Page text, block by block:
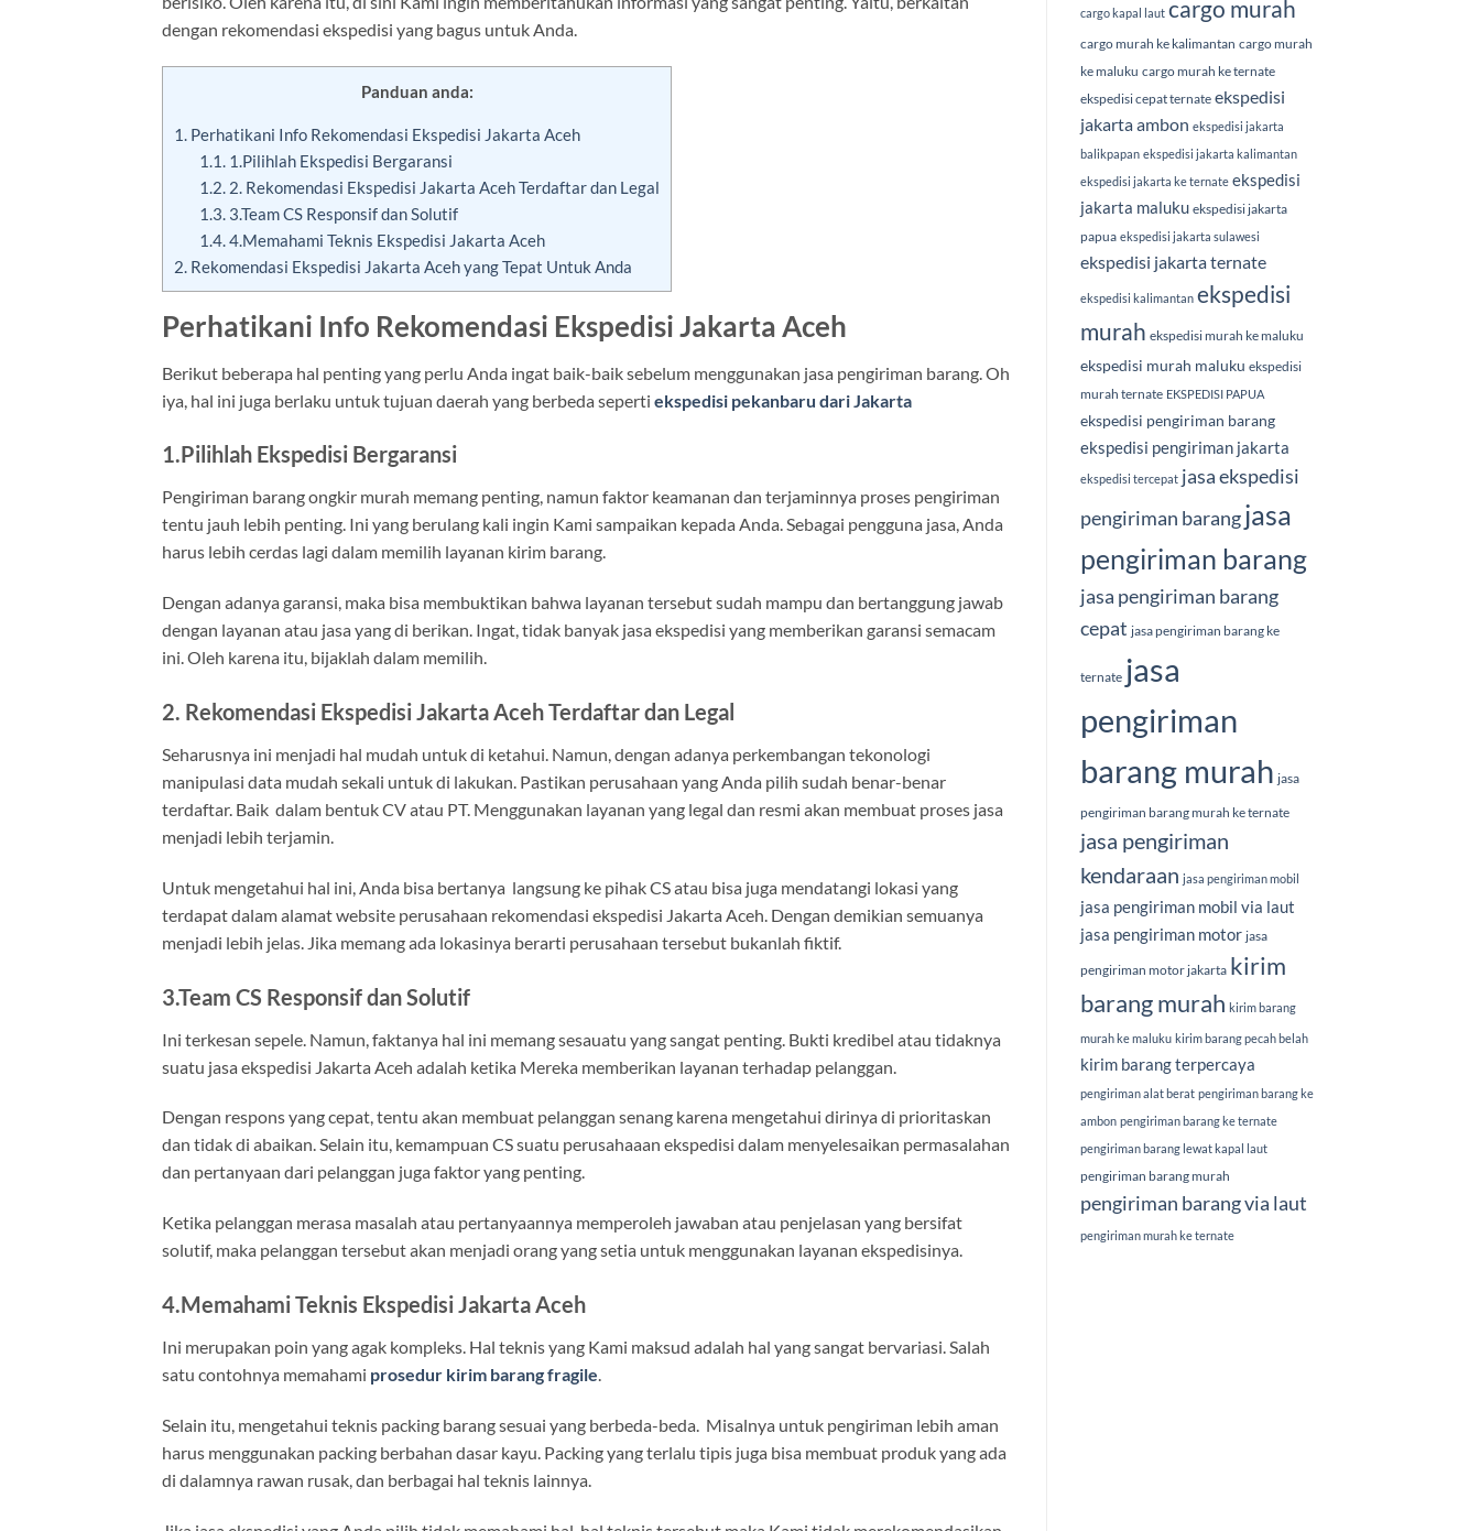
dengan rekomendasi ekspedisi yang bagus untuk Anda.
Panduan anda:
1. Perhatikani Info Rekomendasi Ekspedisi Jakarta Aceh
1.1.1.Pilihlah Ekspedisi Bergaransi
1.2.2. Rekomendasi Ekspedisi Jakarta Aceh Terdaftar dan Legal
1.3.3.Team CS Responsif dan Solutif
1.4.4.Memahami Teknis Ekspedisi Jakarta Aceh
2. Rekomendasi Ekspedisi Jakarta Aceh yang Tepat Untuk Anda
Perhatikani Info Rekomendasi Ekspedisi Jakarta Aceh
Berikut beberapa hal penting yang perlu Anda ingat baik-baik sebelum menggunakan jasa pengiriman barang. Oh
iya, hal ini juga berlaku untuk tujuan daerah yang berbeda seperti ekspedisi pekanbaru dari Jakarta
1.Pilihlah Ekspedisi Bergaransi
Pengiriman barang ongkir murah memang penting, namun faktor keamanan dan terjaminnya proses pengiriman
tentu jauh lebih penting. Ini yang berulang kali ingin Kami sampaikan kepada Anda. Sebagai pengguna jasa, Anda
harus lebih cerdas lagi dalam memilih layanan kirim barang.
Dengan adanya garansi, maka bisa membuktikan bahwa layanan tersebut sudah mampu dan bertanggung jawab
dengan layanan atau jasa yang di berikan. Ingat, tidak banyak jasa ekspedisi yang memberikan garansi semacam
ini. Oleh karena itu, bijaklah dalam memilih.
2. Rekomendasi Ekspedisi Jakarta Aceh Terdaftar dan Legal
Seharusnya ini menjadi hal mudah untuk di ketahui. Namun, dengan adanya perkembangan tekonologi
manipulasi data mudah sekali untuk di lakukan. Pastikan perusahaan yang Anda pilih sudah benar-benar
terdaftar. Baik dalam bentuk CV atau PT. Menggunakan layanan yang legal dan resmi akan membuat proses jasa
menjadi lebih terjamin.
Untuk mengetahui hal ini, Anda bisa bertanya langsung ke pihak CS atau bisa juga mendatangi lokasi yang
terdapat dalam alamat website perusahaan rekomendasi ekspedisi Jakarta Aceh. Dengan demikian semuanya
menjadi lebih jelas. Jika memang ada lokasinya berarti perusahaan tersebut bukanlah fiktif.
3.Team CS Responsif dan Solutif
Ini terkesan sepele. Namun, faktanya hal ini memang sesauatu yang sangat penting. Bukti kredibel atau tidaknya
suatu jasa ekspedisi Jakarta Aceh adalah ketika Mereka memberikan layanan terhadap pelanggan.
Dengan respons yang cepat, tentu akan membuat pelanggan senang karena mengetahui dirinya di prioritaskan
dan tidak di abaikan. Selain itu, kemampuan CS suatu perusahaaan ekspedisi dalam menyelesaikan permasalahan
dan pertanyaan dari pelanggan juga faktor yang penting.
Ketika pelanggan merasa masalah atau pertanyaannya memperoleh jawaban atau penjelasan yang bersifat
solutif, maka pelanggan tersebut akan menjadi orang yang setia untuk menggunakan layanan ekspedisinya.
4.Memahami Teknis Ekspedisi Jakarta Aceh
Ini merupakan poin yang agak kompleks. Hal teknis yang Kami maksud adalah hal yang sangat bervariasi. Salah
satu contohnya memahami prosedur kirim barang fragile.
Selain itu, mengetahui teknis packing barang sesuai yang berbeda-beda. Misalnya untuk pengiriman lebih aman
harus menggunakan packing berbahan dasar kayu. Packing yang terlalu tipis juga bisa membuat produk yang ada
di dalamnya rawan rusak, dan berbagai hal teknis lainnya.
cargo kapal laut cargo murah
cargo murah ke kalimantan cargo murah
ke maluku cargo murah ke ternate
ekspedisi cepat ternate ekspedisi
jakarta ambon ekspedisi jakarta
balikpapan ekspedisi jakarta kalimantan
ekspedisi jakarta ke ternate ekspedisi
jakarta maluku ekspedisi jakarta
papua ekspedisi jakarta sulawesi
ekspedisi jakarta ternate
ekspedisi kalimantan ekspedisi
murah ekspedisi murah ke maluku
ekspedisi murah maluku ekspedisi
murah ternate EKSPEDISI PAPUA
ekspedisi pengiriman barang
ekspedisi pengiriman jakarta
ekspedisi tercepat jasa ekspedisi
pengiriman barang jasa
pengiriman barang
jasa pengiriman barang
cepat jasa pengiriman barang ke
ternate jasa
pengiriman
barang murah jasa
pengiriman barang murah ke ternate
jasa pengiriman
kendaraan jasa pengiriman mobil
jasa pengiriman mobil via laut
jasa pengiriman motor jasa
pengiriman motor jakarta kirim
barang murah kirim barang
murah ke maluku kirim barang pecah belah
kirim barang terpercaya
pengiriman alat berat pengiriman barang ke
ambon pengiriman barang ke ternate
pengiriman barang lewat kapal laut
pengiriman barang murah
pengiriman barang via laut
pengiriman murah ke ternate